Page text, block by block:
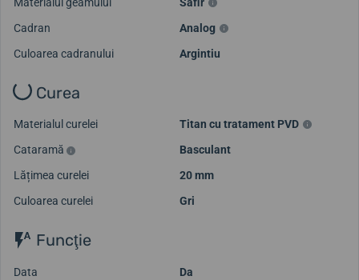
Cadran
Analog
Culoarea cadranului
Argintiu
Curea
Materialul curelei
Titan cu tratament PVD
Cataramă
Basculant
Lățimea curelei
20 mm
Culoarea curelei
Gri
Funcţie
Data
Da